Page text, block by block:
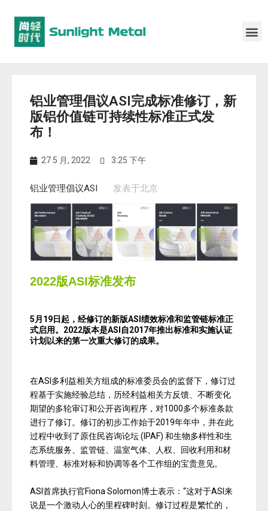
铝业管理倡议ASI完成标准修订，新
版铝价值链可持续性标准正式发
布！
27 5 月, 2022 3:25 下午
铝业管理倡议ASI 发表于北京
2022版ASI标准发布
5月 19日起，经修订的新版ASI 绩效标准和监管链标准正
式启用。 2022版本是ASI 自2017年推出标准和实施认证
计划以来的第一次重大修订的成果。
在ASI多利益相关方组成的标准委员会的监督下，修订过
程基于实施经验总结，历经利益相关方反馈、不断变化
期望的多轮审订和公开咨询程序，对1000多个标准条款
进行了修订。修订的初步工作始于2019年年中，并在此
过程中收到了原住民咨询论坛 (IPAF) 和生物多样性和生
态系统服务、监管链、温室气体、人权、回收利用和材
料管理、标准对标和协调等各个工作组的宝贵意见。
ASI首席执行官Fiona Solomon博士表示：“这对于ASI来
说是一个激动人心的里程碑时刻。修订过程是繁忙的，